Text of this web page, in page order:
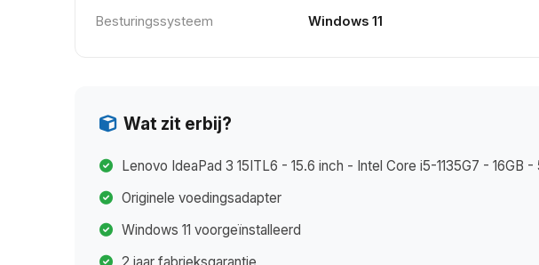
Besturingssysteem
Windows 11
Wat zit erbij?
Lenovo IdeaPad 3 15ITL6 - 15.6 inch - Intel Core i5-1135G7 - 16GB -
Originele voedingsadapter
Windows 11 voorgeïnstalleerd